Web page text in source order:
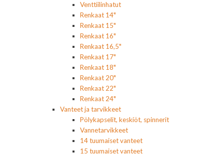
Venttiilinhatut
Renkaat 14"
Renkaat 15"
Renkaat 16"
Renkaat 16,5"
Renkaat 17"
Renkaat 18"
Renkaat 20"
Renkaat 22"
Renkaat 24"
Vanteet ja tarvikkeet
Pölykapselit, keskiöt, spinnerit
Vannetarvikkeet
14 tuumaiset vanteet
15 tuumaiset vanteet